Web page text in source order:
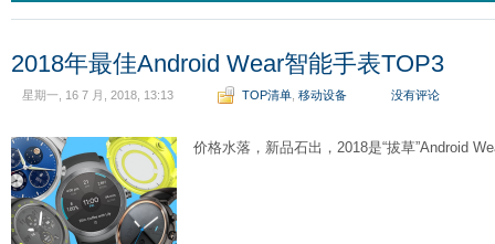
2018年最佳Android Wear智能手表TOP3
星期一, 16 7 月, 2018, 13:13 TOP清单 移动设备 没有评论
价格水落，新品石出，2018是“拔草”Android